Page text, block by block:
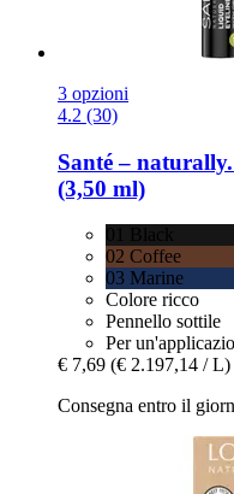
3 opzioni
4.2 (30)
Santé – naturally.
(3,50 ml)
02 Coffee
03 Marine
Colore ricco
Pennello sottile
Per
€ 7,69 (€ 2.197,14 / L)
Consegna entro il